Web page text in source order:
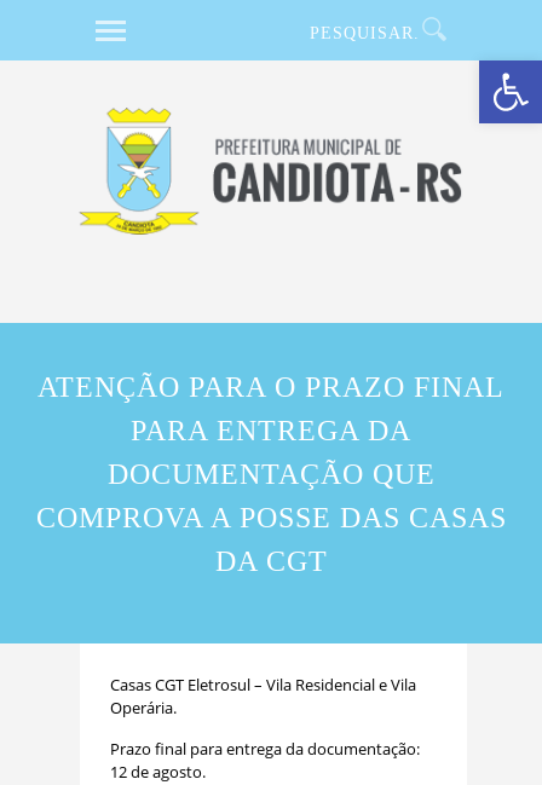
Barra de Ferramentas Aberta
ATENÇÃO PARA O PRAZO FINAL
PARA ENTREGA DA
DOCUMENTAÇÃO QUE
COMPROVA A POSSE DAS CASAS
DA CGT
Casas CGT Eletrosul – Vila Residencial e Vila
Operária.
Prazo final para entrega da documentação:
12 de agosto.